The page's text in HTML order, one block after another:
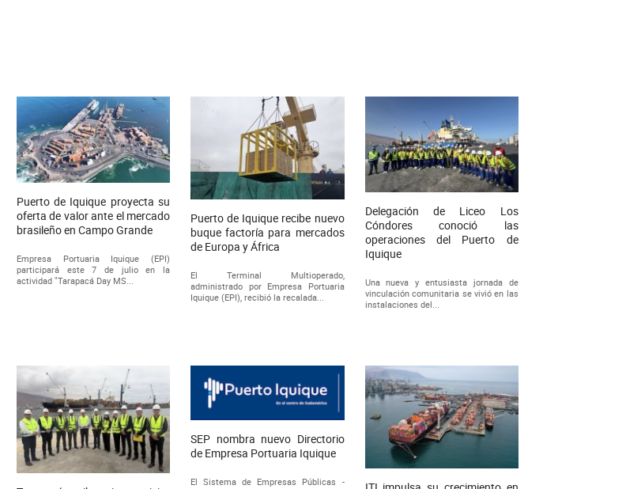
Puerto de Iquique proyecta su
oferta de valor ante el mercado
brasileño en Campo Grande
Empresa Portuaria Iquique (EPI)
participará este 7 de julio en la
actividad "Tarapacá Day MS...
Puerto de Iquique recibe nuevo
buque factoría para mercados
de Europa y África
El Terminal Multioperado,
administrado por Empresa Portuaria
Iquique (EPI), recibió la recalada...
Delegación de Liceo Los
Cóndores conoció las
operaciones del Puerto de
Iquique
Una nueva y entusiasta jornada de
vinculación comunitaria se vivió en las
instalaciones del...
SEP nombra nuevo Directorio
de Empresa Portuaria Iquique
El Sistema de Empresas Públicas -